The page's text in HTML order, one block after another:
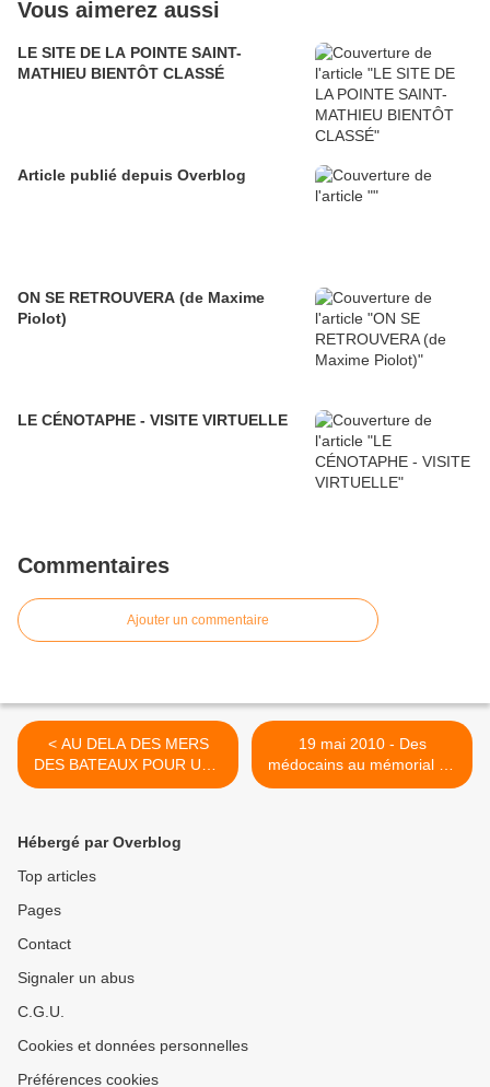
Vous aimerez aussi
LE SITE DE LA POINTE SAINT-
MATHIEU BIENTÔT CLASSÉ
Article publié depuis Overblog
ON SE RETROUVERA (de Maxime
Piolot)
LE CÉNOTAPHE - VISITE VIRTUELLE
Commentaires
Ajouter un commentaire
< AU DELA DES MERS
DES BATEAUX POUR UNE
FRANCE LIBRE
19 mai 2010 - Des
médocains au mémorial de
la Pointe Saint Mathieu >
Hébergé par Overblog
Top articles
Pages
Contact
Signaler un abus
C.G.U.
Cookies et données personnelles
Préférences cookies